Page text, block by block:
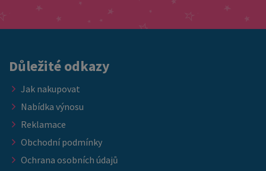
nebo ubytovacích kapacit. ➡️ Nabídka platí do vyprodání
Důležité odkazy
Jak nakupovat
Nabídka výnosu
Reklamace
Obchodní podmínky
Ochrana osobních údajů